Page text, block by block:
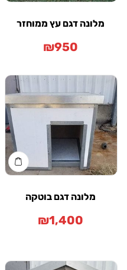
דגם עץ ממוחזר
₪
מלונה דגם בוטקה
₪1,400